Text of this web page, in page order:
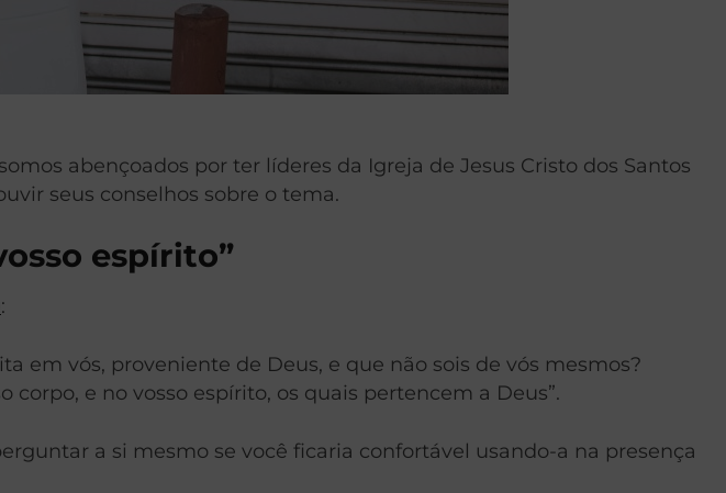
abençoados por ter líderes da Igreja de Jesus Cristo dos Santos
seus conselhos sobre o tema.
espírito”
:
em vós, proveniente de Deus, e que não sois de vós mesmos?
e no vosso espírito, os quais pertencem a Deus”.
a si mesmo se você ficaria confortável usando-a na presença